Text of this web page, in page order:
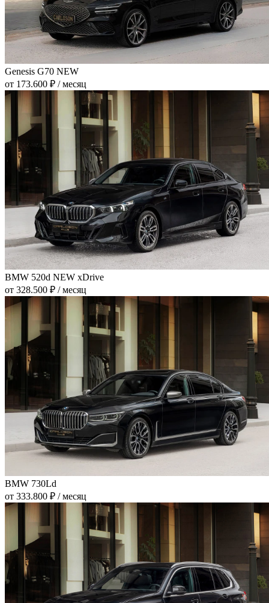
Genesis G70 NEW
от 173.600 ₽ / месяц
BMW 520d NEW xDrive
от 328.500 ₽ / месяц
BMW 730Ld
от 333.800 ₽ / месяц